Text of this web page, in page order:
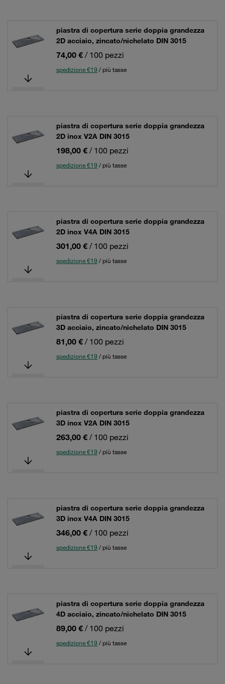
piastra di copertura serie doppia grandezza
2D acciaio, zincato/nichelato DIN 3015
74,00 € / 100 pezzi
spedizione €19 / più tasse
piastra di copertura serie doppia grandezza
2D inox V2A DIN 3015
198,00 € / 100 pezzi
spedizione €19 / più tasse
piastra di copertura serie doppia grandezza
2D inox V4A DIN 3015
301,00 € / 100 pezzi
spedizione €19 / più tasse
piastra di copertura serie doppia grandezza
3D acciaio, zincato/nichelato DIN 3015
81,00 € / 100 pezzi
spedizione €19 / più tasse
piastra di copertura serie doppia grandezza
3D inox V2A DIN 3015
263,00 € / 100 pezzi
spedizione €19 / più tasse
piastra di copertura serie doppia grandezza
3D inox V4A DIN 3015
346,00 € / 100 pezzi
spedizione €19 / più tasse
piastra di copertura serie doppia grandezza
4D acciaio, zincato/nichelato DIN 3015
89,00 € / 100 pezzi
spedizione €19 / più tasse